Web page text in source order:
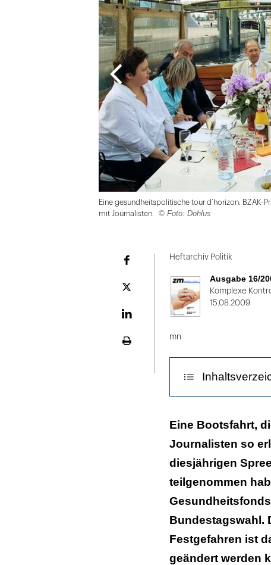
Eine gesundheitspolitische tour d’horizon: BZÄK-
mit Journalisten.
© Foto: Dohlus
Plattform
Heftarchiv Politik
Ausgabe 16/
Komplexe
15.08.2009
mn
Politik auf Kurs
Eine Bootsfahrt,
Journalisten so
diesjährigen
teilgenommen
Bundestagswahl.
Festgefahren ist
geändert werden